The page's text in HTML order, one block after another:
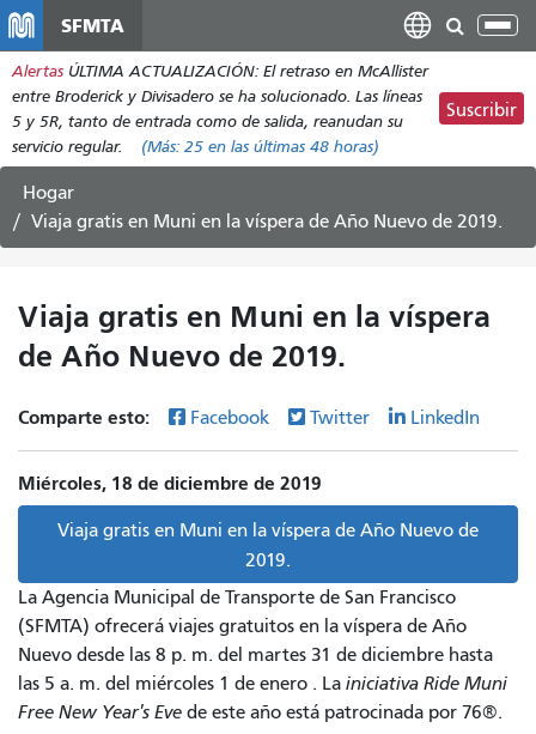
contenido
principal
SFMTA
Alertas ÚLTIMA ACTUALIZACIÓN: El retraso en McAllister
entre Broderick y Divisadero se ha solucionado. Las líneas
5 y 5R, tanto de entrada como de salida, reanudan su
servicio regular.
(Más: 25 en las últimas 48 horas)
Suscribir
Hogar
Viaja gratis en Muni en la víspera de Año Nuevo de 2019.
Viaja gratis en Muni en la víspera
de Año Nuevo de 2019.
Comparte esto: Facebook Twitter LinkedIn
Miércoles, 18 de diciembre de 2019
Viaja gratis en Muni en la víspera de Año Nuevo de
2019.
La Agencia Municipal de Transporte de San Francisco
(SFMTA) ofrecerá viajes gratuitos en la víspera de Año
Nuevo desde las 8 p. m. del martes 31 de diciembre hasta
las 5 a. m. del miércoles 1 de enero . La iniciativa Ride Muni
Free New Year's Eve de este año está patrocinada por 76®.